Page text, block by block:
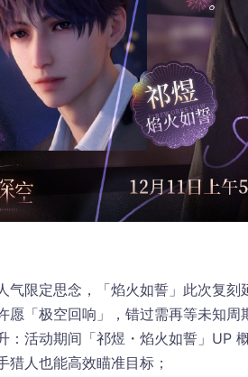
气限定思念，「焰火如誓」此次复刻
愿「极空回响」，错过需再等未知周
：活动期间「祁煜・焰火如誓」UP
猎人也能高效瞄准目标；​